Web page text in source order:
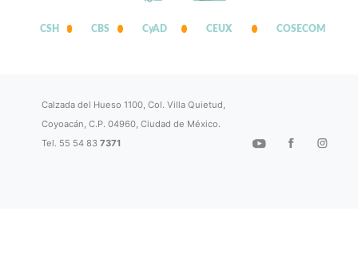
CSH CBS CyAD CEUX COSECOM
Calzada del Hueso 1100, Col. Villa Quietud,
Coyoacán, C.P. 04960, Ciudad de México.
Tel. 55 54 837371